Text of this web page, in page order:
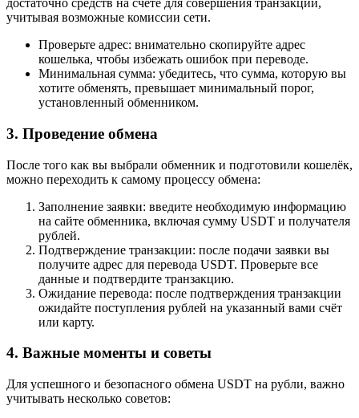
достаточно средств на счёте для совершения транзакции,
учитывая возможные комиссии сети.
Проверьте адрес: внимательно скопируйте адрес
кошелька, чтобы избежать ошибок при переводе.
Минимальная сумма: убедитесь, что сумма, которую вы
хотите обменять, превышает минимальный порог,
установленный обменником.
3. Проведение обмена
После того как вы выбрали обменник и подготовили кошелёк,
можно переходить к самому процессу обмена:
Заполнение заявки: введите необходимую информацию
на сайте обменника, включая сумму USDT и получателя
рублей.
Подтверждение транзакции: после подачи заявки вы
получите адрес для перевода USDT. Проверьте все
данные и подтвердите транзакцию.
Ожидание перевода: после подтверждения транзакции
ожидайте поступления рублей на указанный вами счёт
или карту.
4. Важные моменты и советы
Для успешного и безопасного обмена USDT на рубли, важно
учитывать несколько советов: